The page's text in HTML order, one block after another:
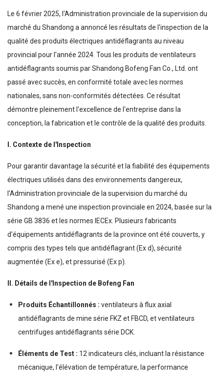
Le 6 février 2025, l'Administration provinciale de la supervision du
marché du Shandong a annoncé les résultats de l'inspection de la
qualité des produits électriques antidéflagrants au niveau
provincial pour l'année 2024. Tous les produits de ventilateurs
antidéflagrants soumis par Shandong Bofeng Fan Co., Ltd. ont
passé avec succès, en conformité totale avec les normes
nationales, sans non-conformités détectées. Ce résultat
démontre pleinement l'excellence de l'entreprise dans la
conception, la fabrication et le contrôle de la qualité des produits.
I. Contexte de l'Inspection
Pour garantir davantage la sécurité et la fiabilité des équipements
électriques utilisés dans des environnements dangereux,
l'Administration provinciale de la supervision du marché du
Shandong a mené une inspection provinciale en 2024, basée sur la
série GB 3836 et les normes IECEx. Plusieurs fabricants
d'équipements antidéflagrants de la province ont été couverts, y
compris des types tels que antidéflagrant (Ex d), sécurité
augmentée (Ex e), et pressurisé (Ex p).
II. Détails de l'Inspection de Bofeng Fan
Produits Échantillonnés : ventilateurs à flux axial
antidéflagrants de mine série FKZ et FBCD, et ventilateurs
centrifuges antidéflagrants série DCK.
Éléments de Test : 12 indicateurs clés, incluant la résistance
mécanique, l'élévation de température, la performance